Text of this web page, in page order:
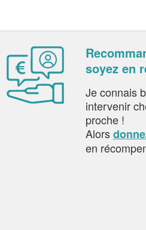
soyez en
Je connais
intervenir
proche !
Alors
en